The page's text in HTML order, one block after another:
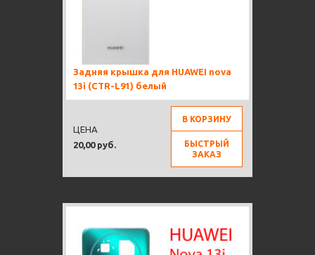
Задняя крышка для HUAWEI nova
13i (CTR-L91) белый
20,00 руб.
ЦЕНА
В КОРЗИНУ
БЫСТРЫЙ
ЗАКАЗ